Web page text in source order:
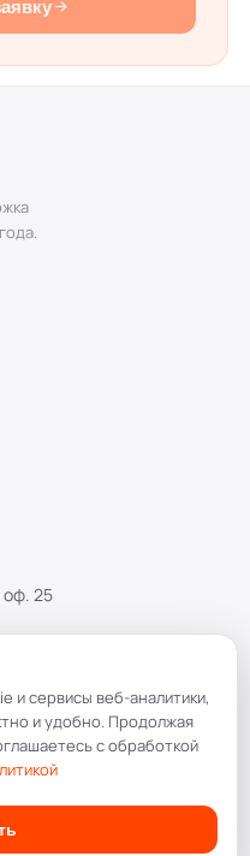
оф. 25
и сервисы веб-аналитики,
и удобно. Продолжая
с обработкой